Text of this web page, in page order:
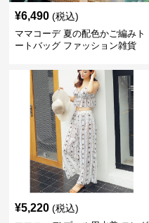
¥6,490 (税込)
ママコーデ 夏の配色かご編みト
ートバッグ ファッション雑貨
¥5,220 (税込)